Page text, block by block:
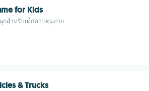
for Kids
กสำหรับเด็กควบคุมง่าย
& Trucks